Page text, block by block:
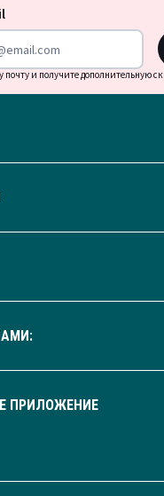
почту и получите дополнительную
ПРИЛОЖЕНИЕ